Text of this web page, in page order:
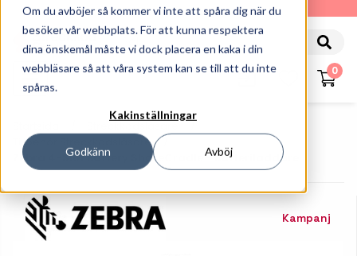
Om du avböjer så kommer vi inte att spåra dig när du
besöker vår webbplats. För att kunna respektera
dina önskemål måste vi dock placera en kaka i din
webbläsare så att våra system kan se till att du inte
spåras.
Kakinställningar
Godkänn Avböj
010-162 61 90
0
Streckkodsläsare
Tillbehör Streckkodsläsare
Zebra 4-Slot Battery ShareCradle - Batteriladdare
Kampanj